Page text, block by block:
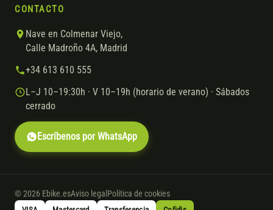
CONTACTO
Nave en Colmenar Viejo,
Calle Madroño 4A, Madrid
+34 613 610 555
L–J 10–19:30h · V 10–19h (horario de verano) · Sábados
cerrado
Escríbenos por WhatsApp
© 2026 Ebike.esAviso legal Política de cookies